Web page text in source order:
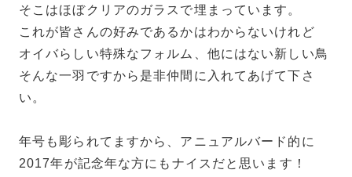
そこはほぼクリアのガラスで埋まっています。
これが皆さんの好みであるかはわからないけれど
オイバらしい特殊なフォルム、他にはない新しい鳥
そんな一羽ですから是非仲間に入れてあげて下さ
い。
年号も彫られてますから、アニュアルバード的に
2017年が記念年な方にもナイスだと思います！